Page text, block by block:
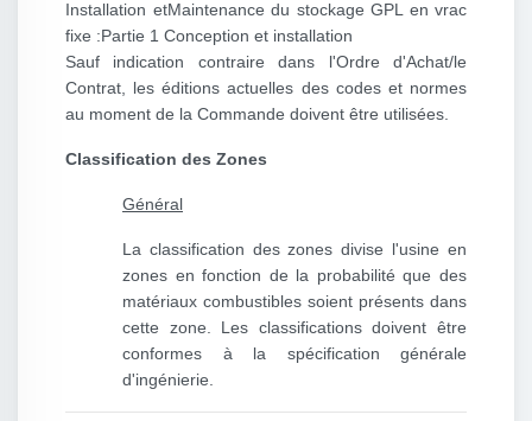
Installation etMaintenance du stockage GPL en vrac
fixe :Partie 1 Conception et installation
Sauf indication contraire dans l'Ordre d'Achat/le
Contrat, les éditions actuelles des codes et normes
au moment de la Commande doivent être utilisées.
Classification des Zones
Général
La classification des zones divise l'usine en
zones en fonction de la probabilité que des
matériaux combustibles soient présents dans
cette zone. Les classifications doivent être
conformes à la spécification générale
d'ingénierie.